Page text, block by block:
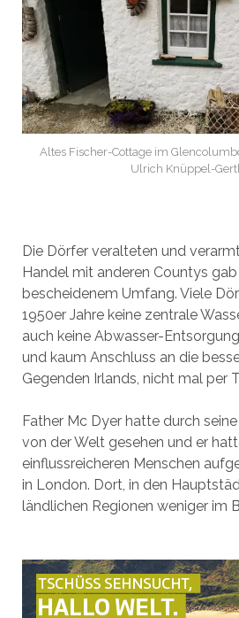
Altes Fischer-Cottage im
Ulrich Knüppel-
Die Dörfer veralteten und
Handel mit anderen Countys gab
bescheidenem Umfang. Viele
1950er Jahre keine zentrale
auch keine Abwasser-
und kaum Anschluss an die
Gegenden Irlands, nicht mal per
Father Mc Dyer hatte durch
von der Welt gesehen und er
einflussreicheren Menschen
in London. Dort, in den
ländlichen Regionen weniger im